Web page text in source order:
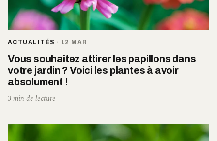
ACTUALITÉS · 12 MAR
Vous souhaitez attirer les papillons dans
votre jardin ? Voici les plantes à avoir
absolument !
3 min de lecture